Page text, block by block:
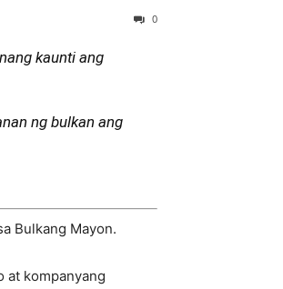
0
kaunti ang
ng bulkan ang
Bulkang Mayon.
at kompanyang